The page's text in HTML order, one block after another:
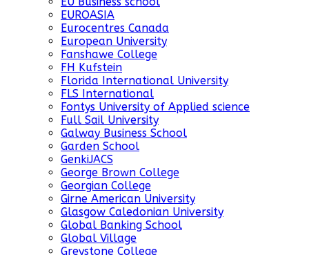
EUROASIA
Eurocentres Canada
European University
Fanshawe College
FH Kufstein
Florida International University
FLS International
Fontys University of Applied science
Full Sail University
Galway Business School
Garden School
GenkiJACS
George Brown College
Georgian College
Girne American University
Glasgow Caledonian University
Global Banking School
Global Village
Greystone College